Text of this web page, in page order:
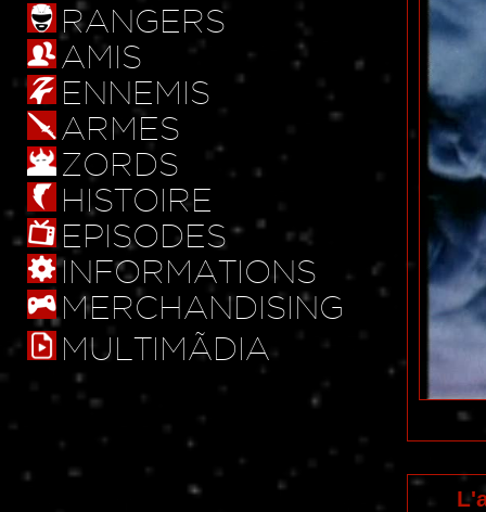
RANGERS
AMIS
ENNEMIS
ARMES
ZORDS
HISTOIRE
EPISODES
INFORMATIONS
MERCHANDISING
MULTIMÃDIA